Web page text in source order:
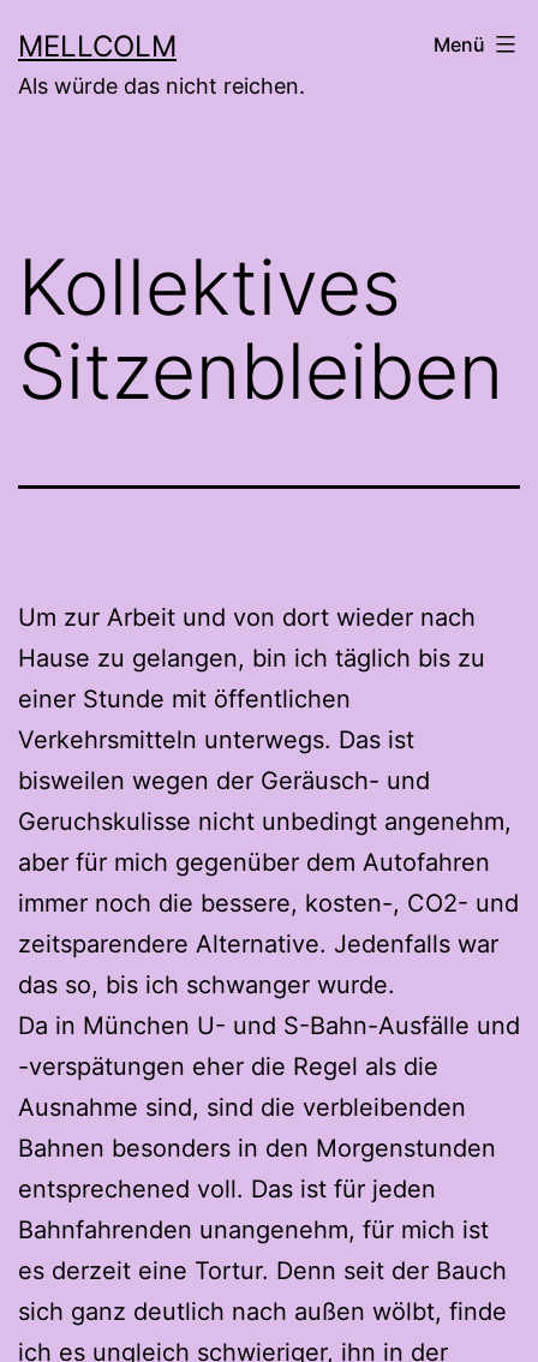
Inhalt
springen
MELLCOLM
Als würde das nicht reichen.
Menü
Kollektives
Sitzenbleiben
Um zur Arbeit und von dort wieder nach
Hause zu gelangen, bin ich täglich bis zu
einer Stunde mit öffentlichen
Verkehrsmitteln unterwegs. Das ist
bisweilen wegen der Geräusch- und
Geruchskulisse nicht unbedingt angenehm,
aber für mich gegenüber dem Autofahren
immer noch die bessere, kosten-, CO2- und
zeitsparendere Alternative. Jedenfalls war
das so, bis ich schwanger wurde.
Da in München U- und S-Bahn-Ausfälle und
-verspätungen eher die Regel als die
Ausnahme sind, sind die verbleibenden
Bahnen besonders in den Morgenstunden
entsprechened voll. Das ist für jeden
Bahnfahrenden unangenehm, für mich ist
es derzeit eine Tortur. Denn seit der Bauch
sich ganz deutlich nach außen wölbt, finde
ich es ungleich schwieriger, ihn in der